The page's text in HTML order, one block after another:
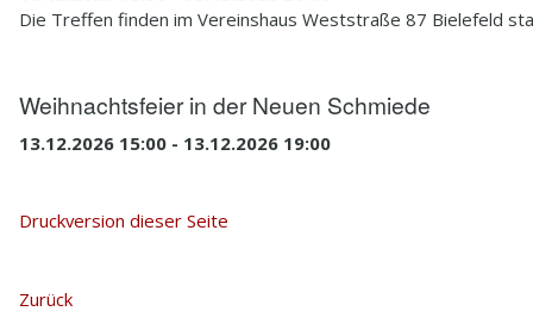
Die Treffen finden im Vereinshaus Weststraße 87 Bielefeld
Weihnachtsfeier in der Neuen Schmiede
13.12.2026 15:00 - 13.12.2026 19:00
Druckversion dieser Seite
Zurück